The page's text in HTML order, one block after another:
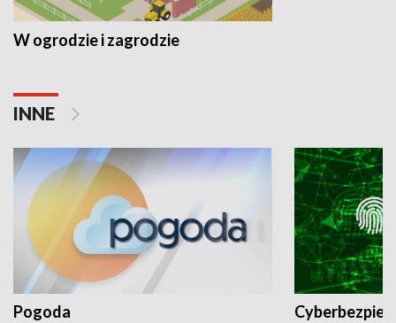
W ogrodzie i zagrodzie
INNE
Pogoda